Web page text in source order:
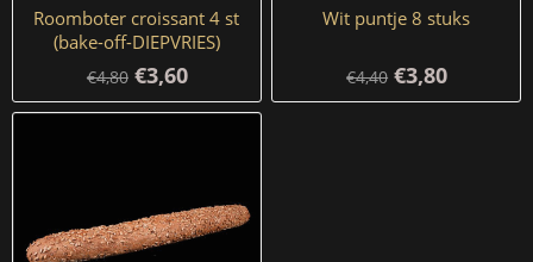
Roomboter croissant 4 st
(bake-off-DIEPVRIES)
€4,80 €3,60
Wit puntje 8 stuks
€4,40 €3,80